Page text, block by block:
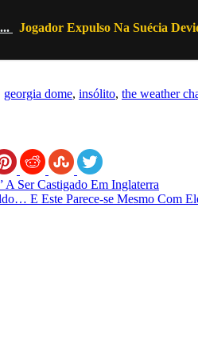
Jogador Expulso Na Suécia
georgia dome, insólito, the weather
Ser Castigado Em Inglaterra
E Este Parece-se Mesmo Com